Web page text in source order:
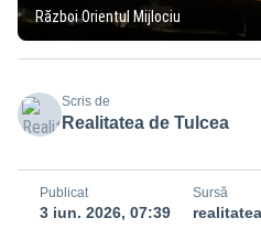
Război Orientul Mijlociu
Scris de
Realitatea de Tulcea
Publicat
3 iun. 2026, 07:39
Sursă